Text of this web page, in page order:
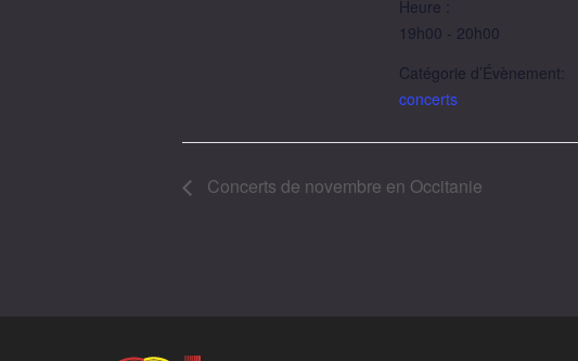
Heure :
19h00 - 20h00
Catégorie d’Évènement:
concerts
Concerts de novembre en Occitanie